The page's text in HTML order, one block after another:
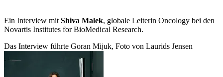
Ein Interview mit Shiva Malek, globale Leiterin Oncology bei den
Novartis Institutes for BioMedical Research.
Das Interview führte Goran Mijuk, Foto von Laurids Jensen